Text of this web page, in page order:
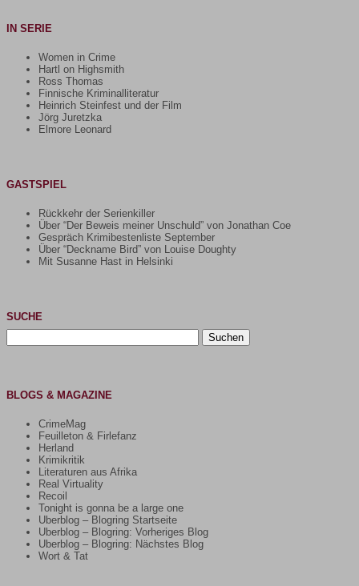
IN SERIE
Women in Crime
Hartl on Highsmith
Ross Thomas
Finnische Kriminalliteratur
Heinrich Steinfest und der Film
Jörg Juretzka
Elmore Leonard
GASTSPIEL
Rückkehr der Serienkiller
Über “Der Beweis meiner Unschuld” von Jonathan Coe
Gespräch Krimibestenliste September
Über “Deckname Bird” von Louise Doughty
Mit Susanne Hast in Helsinki
SUCHE
Suchen
nach:
BLOGS & MAGAZINE
CrimeMag
Feuilleton & Firlefanz
Herland
Krimikritik
Literaturen aus Afrika
Real Virtuality
Recoil
Tonight is gonna be a large one
Uberblog – Blogring Startseite
Uberblog – Blogring: Vorheriges Blog
Uberblog – Blogring: Nächstes Blog
Wort & Tat